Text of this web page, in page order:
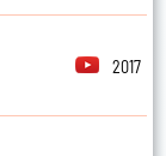
2017